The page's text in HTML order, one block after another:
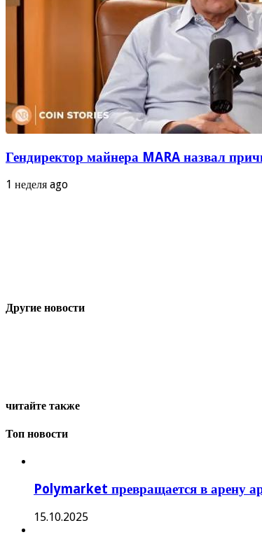
Гендиректор майнера MARA назвал
1 неделя ago
Другие новости
читайте также
Топ новости
Polymarket превращается в арену
15.10.2025